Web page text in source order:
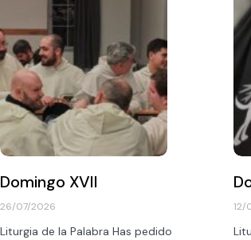
Domingo XVII
26/07/2026
Liturgia de la Palabra Has pedido
12/